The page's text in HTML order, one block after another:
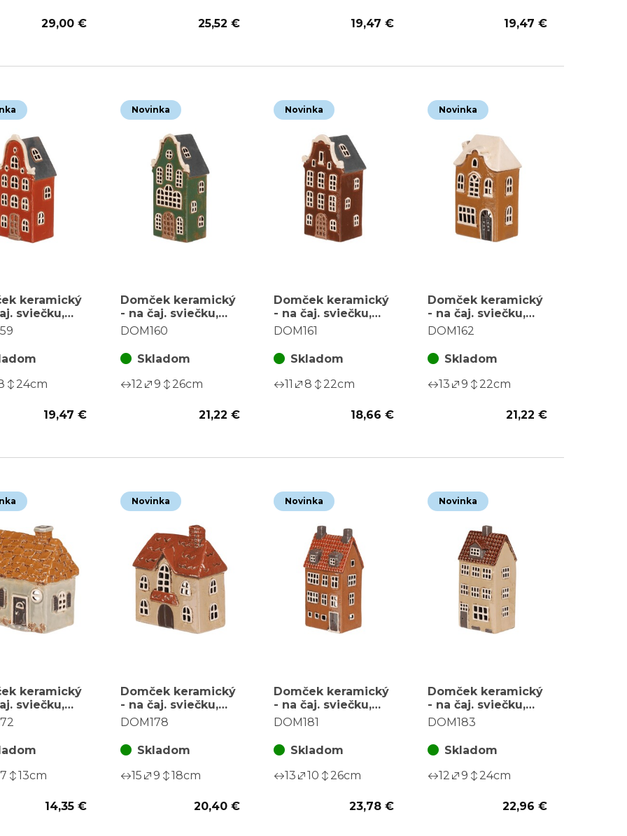
29,00 € 25,52 € 19,47 € 19,47 €
keramický
sviečku,
24cm
19,47 €
Novinka
Domček keramický
- na čaj. sviečku,
poschodový,
DOM160
Skladom
12
9 26cm
21,22 €
Novinka
Domček keramický
- na čaj. sviečku,
poschodový, hnedý
DOM161
Skladom
11
8 22cm
18,66 €
Novinka
Domček keramický
- na čaj. sviečku,
poschodový, svetlo
DOM162
Skladom
13
9 22cm
21,22 €
keramický
sviečku,
zelený
7 13cm
14,35 €
Novinka
Domček keramický
- na čaj. sviečku,
krémový
DOM178
Skladom
15
9 18cm
20,40 €
Novinka
Domček keramický
- na čaj. sviečku,
poschodový, hnedý
DOM181
Skladom
13
10 26cm
23,78 €
Novinka
Domček keramický
- na čaj. sviečku,
vysoký,
krémový
DOM183
Skladom
12
9 24cm
22,96 €